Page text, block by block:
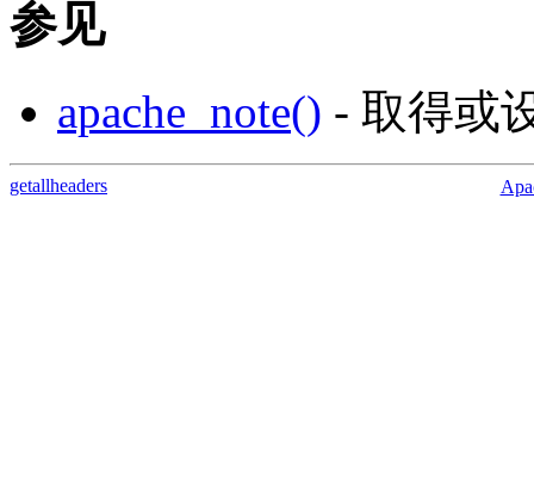
参见
apache_note() - 取得或
getallheaders